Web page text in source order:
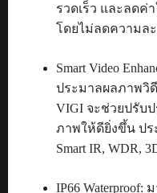
รวดเร็ว และลดค่
โดยไม่ลดความล
Smart Video
ประมาลผลภาพวิ
VIGI จะช่วยปรับ
ภาพให้ดียิ่งขึ้น ปร
Smart IR, WDR,
IP66 Waterproof: